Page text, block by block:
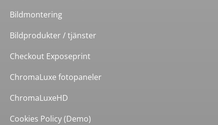
Bildmontering
Bildprodukter / tjänster
Checkout Exposeprint
ChromaLuxe fotopaneler
ChromaLuxeHD
Cookies Policy (Demo)